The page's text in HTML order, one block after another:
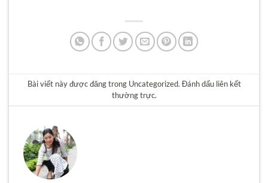
Bài viết này được đăng trong Uncategorized. Đánh dấu liên kết
thường trực.